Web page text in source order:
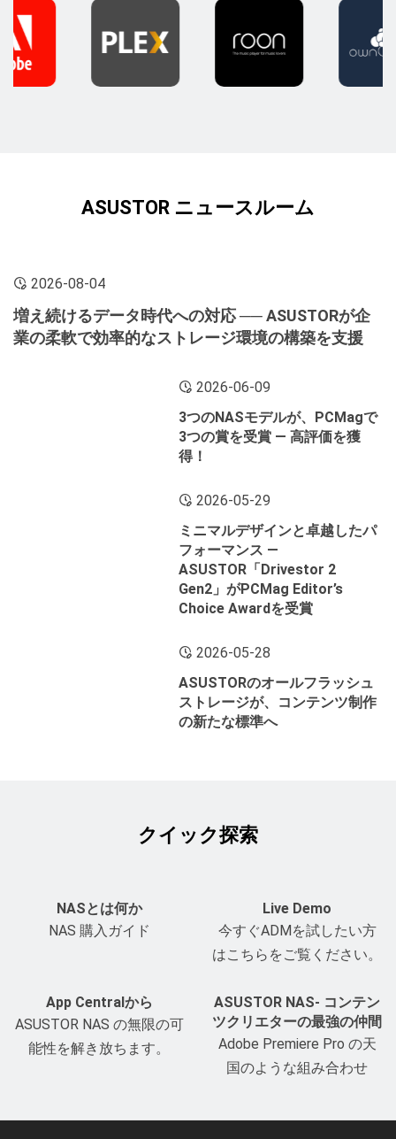
ASUSTOR ニュースルーム
2026-08-04
増え続けるデータ時代への対応 ── ASUSTORが企
業の柔軟で効率的なストレージ環境の構築を支援
2026-06-09
3つのNASモデルが、PCMagで
3つの賞を受賞 ― 高評価を獲
得！
2026-05-29
ミニマルデザインと卓越したパ
フォーマンス ―
ASUSTOR「Drivestor 2
Gen2」がPCMag Editor’s
Choice Awardを受賞
2026-05-28
ASUSTORのオールフラッシュ
ストレージが、コンテンツ制作
の新たな標準へ
クイック探索
NASとは何か
NAS 購入ガイド
Live Demo
今すぐADMを試したい方
はこちらをご覧ください。
App Centralから
ASUSTOR NAS の無限の可
能性を解き放ちます。
ASUSTOR NAS- コンテン
ツクリエターの最強の仲間
Adobe Premiere Pro の天
国のような組み合わせ